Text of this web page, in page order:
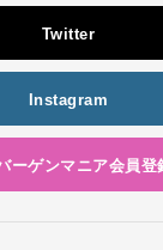
Twitter
Instagram
ーゲンマニア会員登